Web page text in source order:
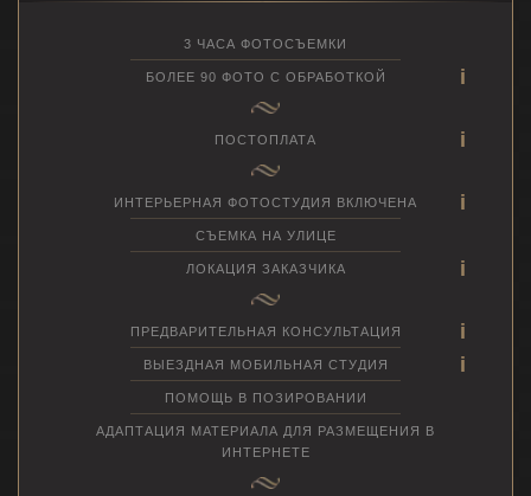
3 ЧАСА ФОТОСЪЕМКИ
БОЛЕЕ 90 ФОТО С ОБРАБОТКОЙ
ПОСТОПЛАТА
ИНТЕРЬЕРНАЯ ФОТОСТУДИЯ ВКЛЮЧЕНА
СЪЕМКА НА УЛИЦЕ
ЛОКАЦИЯ ЗАКАЗЧИКА
ПРЕДВАРИТЕЛЬНАЯ КОНСУЛЬТАЦИЯ
ВЫЕЗДНАЯ МОБИЛЬНАЯ СТУДИЯ
ПОМОЩЬ В ПОЗИРОВАНИИ
АДАПТАЦИЯ МАТЕРИАЛА ДЛЯ РАЗМЕЩЕНИЯ В
ИНТЕРНЕТЕ